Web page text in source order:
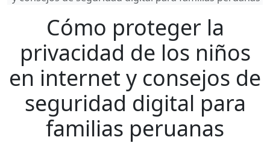
Cómo proteger la
privacidad de los niños
en internet y consejos de
seguridad digital para
familias peruanas